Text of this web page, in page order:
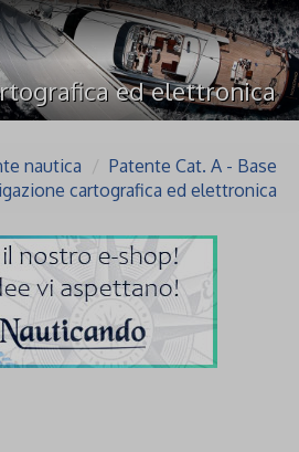
ed elettronica
nautica
Patente Cat. A - Base
cartografica ed elettronica